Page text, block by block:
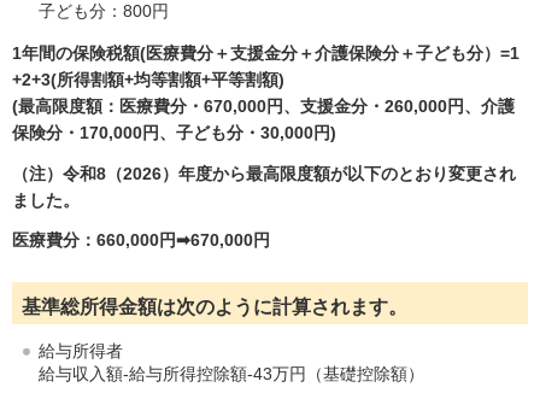
子ども分：800円
1年間の保険税額(医療費分＋支援金分＋介護保険分＋子ども分）=1
+2+3(所得割額+均等割額+平等割額)
(最高限度額：医療費分・670,000円、支援金分・260,000円、介護
保険分・170,000円、子ども分・30,000円)
（注）令和8（2026）年度から最高限度額が以下のとおり変更され
ました。
医療費分：660,000円➡670,000円
基準総所得金額は次のように計算されます。
給与所得者
給与収入額-給与所得控除額-43万円（基礎控除額）